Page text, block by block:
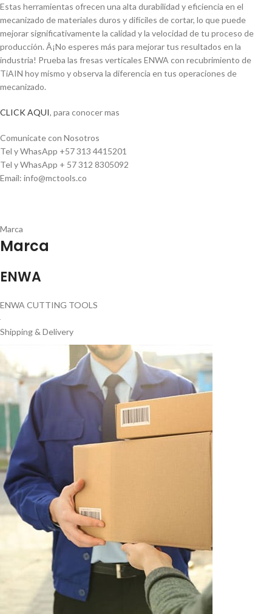
Estas herramientas ofrecen una alta durabilidad y eficiencia en el
mecanizado de materiales duros y difí­ciles de cortar, lo que puede
mejorar significativamente la calidad y la velocidad de tu proceso de
producción. Â¡No esperes más para mejorar tus resultados en la
industria! Prueba las fresas verticales ENWA con recubrimiento de
TiAIN hoy mismo y observa la diferencia en tus operaciones de
mecanizado.
CLICK AQUI, para conocer mas
Comunicate con Nosotros
Tel y WhasApp +57 313 4415201
Tel y WhasApp + 57 312 8305092
Email: info@mctools.co
Marca
Marca
ENWA
ENWA CUTTING TOOLS
Shipping & Delivery